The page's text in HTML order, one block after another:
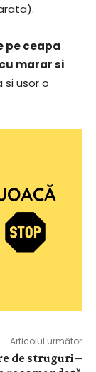
pe ceapa
marar si
si usor o
Articolul următor
de struguri –